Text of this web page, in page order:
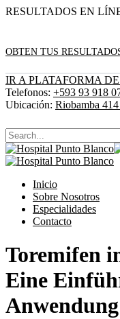
RESULTADOS EN
OBTEN TUS
IR A PLATAFORMA
Telefonos: +593 93 918
Ubicación: Riobamba
Inicio
Sobre Nosotros
Especialidades
Contacto
Toremifen
Eine